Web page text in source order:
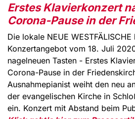
Erstes Klavierkonzert
Corona-Pause in der
Die lokale NEUE
Konzertangebot vom 18. Juli
nagelneuen Tasten - Erstes
Corona-Pause in der
Ausnahmepianist weiht den neu
der evangelischen Kirche in
ein. Konzert mit Abstand beim